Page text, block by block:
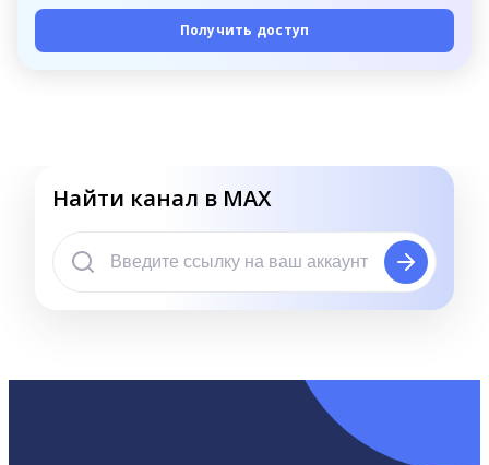
Получить доступ
Найти канал в MAX